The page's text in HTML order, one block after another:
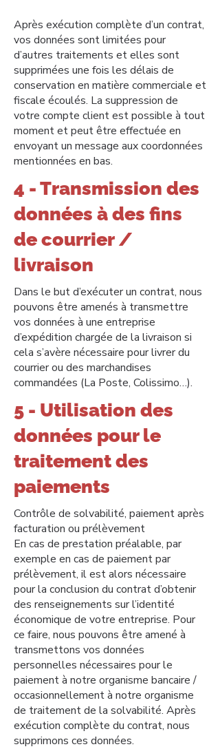
Après exécution complète d’un contrat,
vos données sont limitées pour
d’autres traitements et elles sont
supprimées une fois les délais de
conservation en matière commerciale et
fiscale écoulés. La suppression de
votre compte client est possible à tout
moment et peut être effectuée en
envoyant un message aux coordonnées
mentionnées en bas.
4 - Transmission des
données à des fins
de courrier /
livraison
Dans le but d’exécuter un contrat, nous
pouvons être amenés à transmettre
vos données à une entreprise
d’expédition chargée de la livraison si
cela s’avère nécessaire pour livrer du
courrier ou des marchandises
commandées (La Poste, Colissimo…).
5 - Utilisation des
données pour le
traitement des
paiements
Contrôle de solvabilité, paiement après
facturation ou prélèvement
En cas de prestation préalable, par
exemple en cas de paiement par
prélèvement, il est alors nécessaire
pour la conclusion du contrat d’obtenir
des renseignements sur l’identité
économique de votre entreprise. Pour
ce faire, nous pouvons être amené à
transmettons vos données
personnelles nécessaires pour le
paiement à notre organisme bancaire /
occasionnellement à notre organisme
de traitement de la solvabilité. Après
exécution complète du contrat, nous
supprimons ces données.